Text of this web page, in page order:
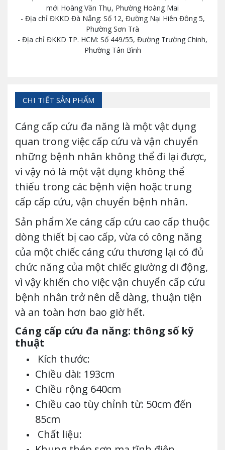
mới Hoàng Văn Thụ, Phường Hoàng Mai
- Địa chỉ ĐKKD Đà Nẵng: Số 12, Đường Nại Hiên Đông 5,
Phường Sơn Trà
- Địa chỉ ĐKKD TP. HCM: Số 449/55, Đường Trường Chinh,
Phường Tân Bình
CHI TIẾT SẢN PHẨM
Cáng cấp cứu đa năng là một vật dụng
quan trong việc cấp cứu và vận chuyển
những bệnh nhân không thể đi lại được,
vì vậy nó là một vật dụng không thể
thiếu trong các bệnh viện hoặc trung
cấp cấp cứu, vận chuyển bệnh nhân.
Sản phẩm Xe cáng cấp cứu cao cấp thuộc
dòng thiết bị cao cấp, vừa có công năng
của một chiếc cáng cứu thương lại có đủ
chức năng của một chiếc giường di động,
vì vậy khiến cho việc vận chuyển cấp cứu
bệnh nhân trở nên dễ dàng, thuận tiện
và an toàn hơn bao giờ hết.
Cáng cấp cứu đa năng: thông số kỹ
thuật
Kích thước:
Chiều dài: 193cm
Chiều rộng 640cm
Chiều cao tùy chỉnh từ: 50cm đến
85cm
Chất liệu: